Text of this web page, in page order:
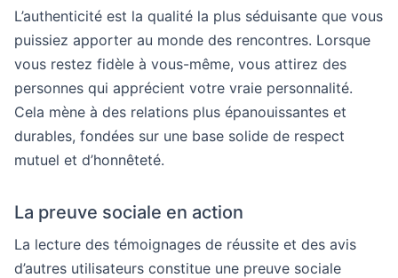
L’authenticité est la qualité la plus séduisante que vous
puissiez apporter au monde des rencontres. Lorsque
vous restez fidèle à vous-même, vous attirez des
personnes qui apprécient votre vraie personnalité.
Cela mène à des relations plus épanouissantes et
durables, fondées sur une base solide de respect
mutuel et d’honnêteté.
La preuve sociale en action
La lecture des témoignages de réussite et des avis
d’autres utilisateurs constitue une preuve sociale